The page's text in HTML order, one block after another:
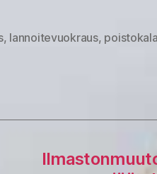
, lannoitevuokraus, poistokala